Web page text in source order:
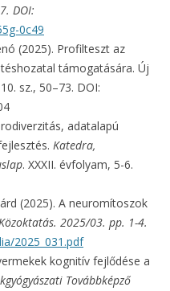
DOI:
0c49
(2025). Profilteszt az
támogatására. Új
sz., 50–73. DOI:
adatalapú
Katedra,
. XXXII. évfolyam, 5-6.
(2025). A neuromítoszok
2025/03. pp. 1-4.
2025_031.pdf
kognitív fejlődése a
Továbbképző